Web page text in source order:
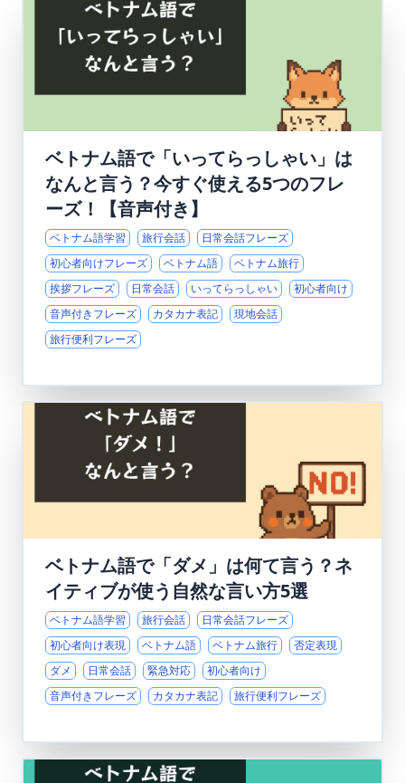
ベトナム語で「いってらっしゃい」は
なんと言う？今すぐ使える5つのフレ
ーズ！【音声付き】
ベトナム語学習 旅行会話
日常会話フレーズ
初心者向けフレーズ
ベトナム語
ベトナム旅行
挨拶フレーズ
日常会話 いってらっしゃい
初心者向け
音声付きフレーズ
カタカナ表記
現地会話
旅行便利フレーズ
ベトナム語で「ダメ」は何て言う？ネ
イティブが使う自然な言い方5選
ベトナム語学習 旅行会話
日常会話フレーズ
初心者向け表現
ベトナム語 ベトナム旅行
否定表現
ダメ
日常会話 緊急対応
初心者向け
音声付きフレーズ
カタカナ表記 旅行便利フレーズ